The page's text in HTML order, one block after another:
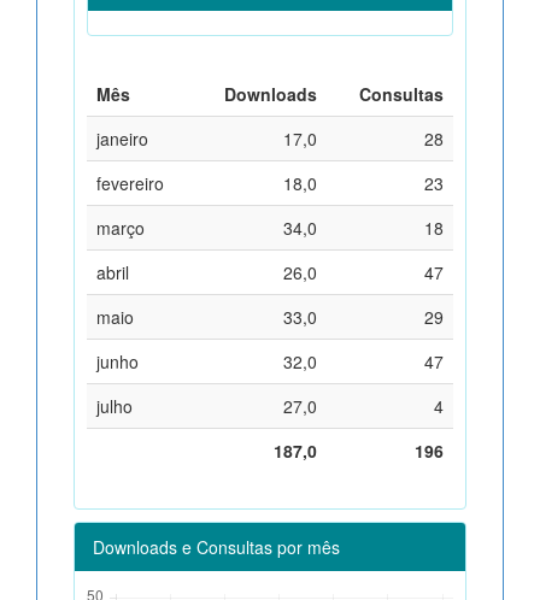
Mês Downloads
Consultas
janeiro
17,0
28
fevereiro
18,0
23
março
34,0
18
abril
26,0
47
maio
33,0
29
junho
32,0
47
julho
27,0
4
187,0
196
Downloads e Consultas por mês